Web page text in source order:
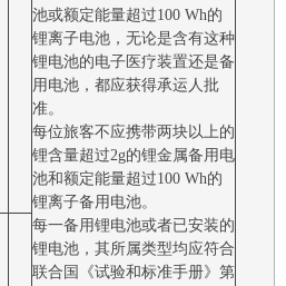
池或额定能量超过100 Wh的
锂离子电池，无论是含有这种
锂电池的电子医疗装置还是备
用电池，都应获得承运人批
准。
每位旅客不应携带两块以上的
锂含量超过2g的锂金属备用电
池和额定能量超过100 Wh的
锂离子备用电池。
每一备用锂电池或者已安装的
锂电池，其所属类型均应符合
联合国《试验和标准手册》第